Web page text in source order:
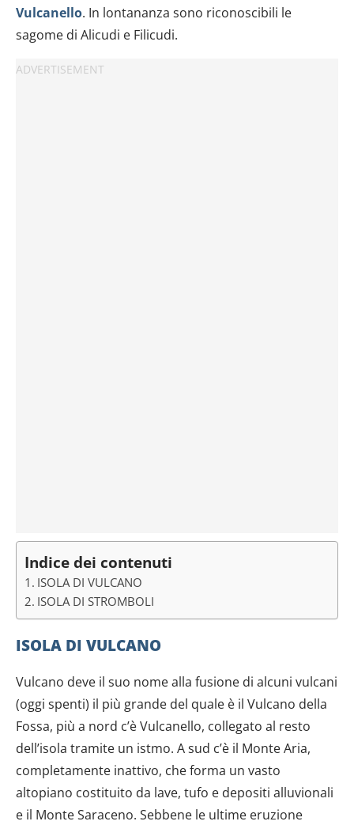
Utilizziamo i cookie per personalizzare contenuti ed
Vulcanello. In lontananza sono riconoscibili le
sagome di Alicudi e Filicudi.
Indice dei contenuti
ISOLA DI VULCANO
ISOLA DI STROMBOLI
ISOLA DI VULCANO
Vulcano deve il suo nome alla fusione di alcuni vulcani
(oggi spenti) il più grande del quale è il Vulcano della
Fossa, più a nord c’è Vulcanello, collegato al resto
dell’isola tramite un istmo. A sud c’è il Monte Aria,
completamente inattivo, che forma un vasto
altopiano costituito da lave, tufo e depositi alluvionali
e il Monte Saraceno. Sebbene le ultime eruzione